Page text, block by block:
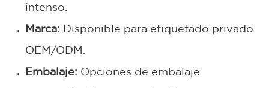
intenso.
Marca: Disponible para etiquetado privado
OEM/ODM.
Embalaje: Opciones de embalaje